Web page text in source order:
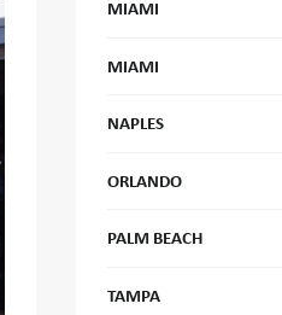
MIAMI
MIAMI
NAPLES
ORLANDO
PALM BEACH
TAMPA